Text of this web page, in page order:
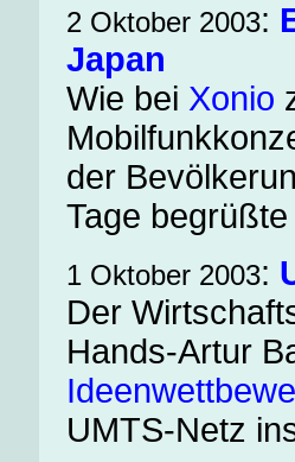
2 Oktober 2003:
Japan
Wie bei Xonio
der
Tage
1 Oktober 2003:
Der
Hands-Artur
UMTS-Netz